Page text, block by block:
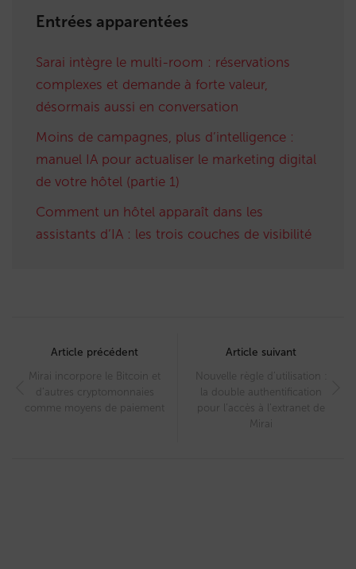
Entrées apparentées
Sarai intègre le multi-room : réservations
complexes et demande à forte valeur,
désormais aussi en conversation
Moins de campagnes, plus d’intelligence :
manuel IA pour actualiser le marketing digital
de votre hôtel (partie 1)
Comment un hôtel apparaît dans les
assistants d’IA : les trois couches de visibilité
navigation
Article précédent
Mirai incorpore le Bitcoin et
d’autres cryptomonnaies
comme moyens de paiement
Article suivant
Nouvelle règle d’utilisation :
la double authentification
pour l’accès à l’extranet de
Mirai